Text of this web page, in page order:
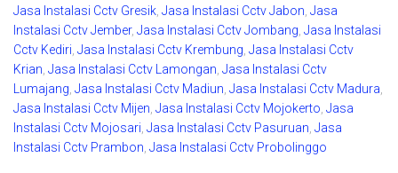
Jasa Instalasi Cctv Gresik Jasa Instalasi Cctv Jabon Jasa
Instalasi Cctv Jember, Jasa Instalasi Cctv Jombang Jasa Instalasi
Cctv Kediri Jasa Instalasi Cctv Krembung Jasa Instalasi Cctv
Krian Jasa Instalasi Cctv Lamongan Jasa Instalasi Cctv
Lumajang Jasa Instalasi Cctv Madiun Jasa Instalasi Cctv Madura
Jasa Instalasi Cctv Mijen Jasa Instalasi Cctv Mojokerto Jasa
Instalasi Cctv Mojosari Jasa Instalasi Cctv Pasuruan Jasa
Instalasi Cctv Prambon Jasa Instalasi Cctv Probolinggo